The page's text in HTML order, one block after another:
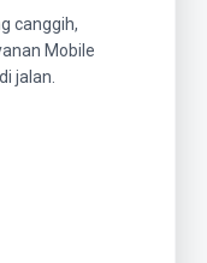
canggih,
Mobile
jalan.